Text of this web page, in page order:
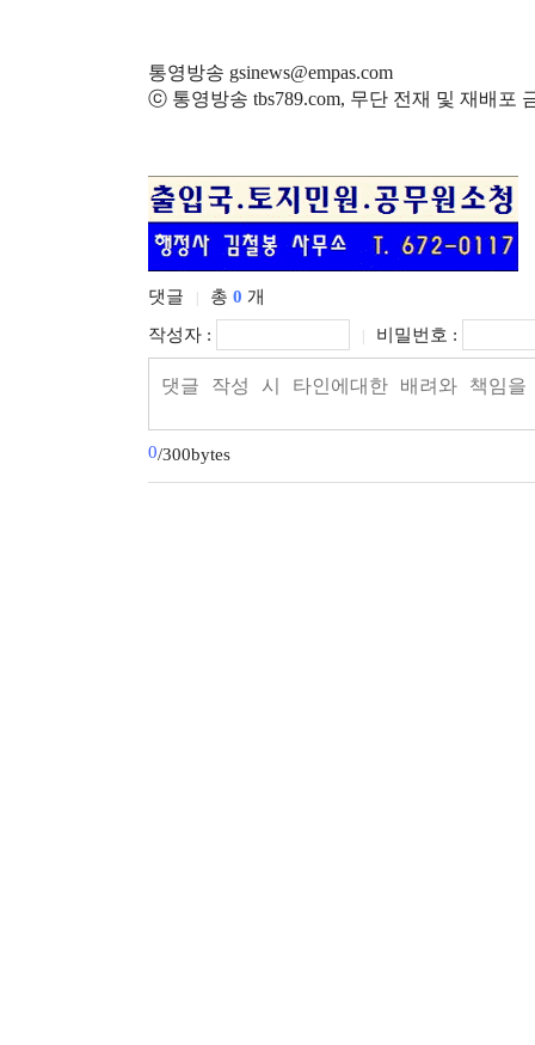
통영방송 gsinews@empas.com
ⓒ 통영방송 tbs789.com, 무단 전재 및 재배포
댓글 총 0 개
작성자 :
비밀번호 :
0/300bytes